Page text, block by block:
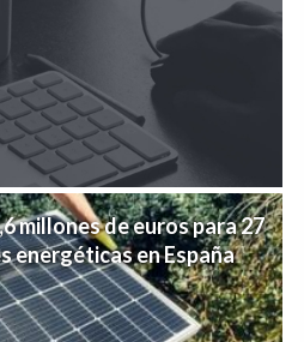
millones de euros para 27
energéticas en España